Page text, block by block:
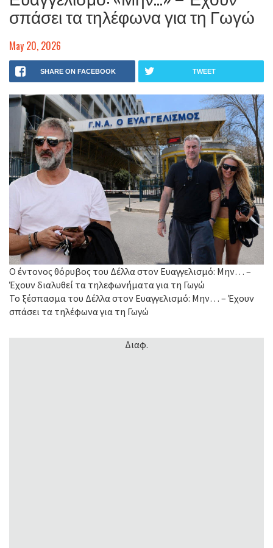
σπάσει τα τηλέφωνα για τη Γωγώ
May 20, 2026
SHARE ON FACEBOOK TWEET
Ο έντονος θόρυβος του Δέλλα στον Ευαγγελισμό: Μην… –
Έχουν διαλυθεί τα τηλεφωνήματα για τη Γωγώ
Το ξέσπασμα του Δέλλα στον Ευαγγελισμό: Μην… – Έχουν
σπάσει τα τηλέφωνα για τη Γωγώ
Διαφ.